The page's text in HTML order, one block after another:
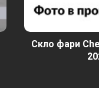
Скло фари